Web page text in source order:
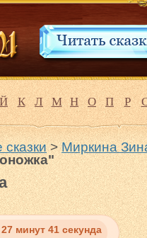
Й К Л М Н О П Р
сказки>Миркина
27 минут 41 секунда